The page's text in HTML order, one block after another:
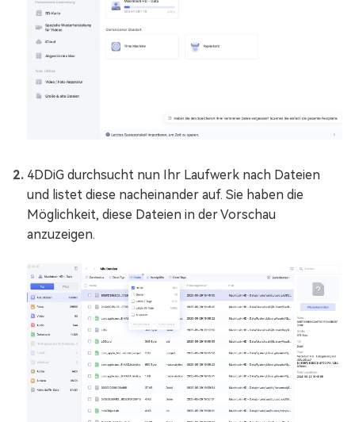
4DDiG durchsucht nun Ihr Laufwerk nach Dateien
und listet diese nacheinander auf. Sie haben die
Möglichkeit, diese Dateien in der Vorschau
anzuzeigen.